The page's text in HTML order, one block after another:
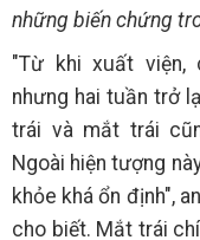
những biến chứng
"Từ khi xuất viện,
nhưng hai tuần trở
trái và mắt trái
Ngoài hiện tượng
khỏe khá ổn định",
cho biết. Mắt trái